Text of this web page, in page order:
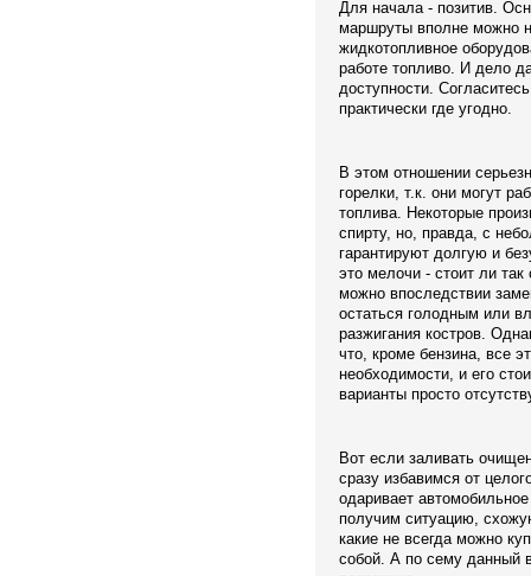
Для начала - позитив.
маршруты вполне можно
жидкотопливное
работе топливо. И дело
доступности.
практически где угодно.
В этом отношении
горелки, т.к. они могут
топлива. Некоторые
спирту, но, правда, с
гарантируют долгую и
это мелочи - стоит ли
можно впоследствии
остаться голодным или
разжигания костров.
что, кроме бензина, все
необходимости, и его
варианты просто
Вот если заливать
сразу избавимся от
одаривает
получим ситуацию,
какие не всегда можно
собой. А по сему данный